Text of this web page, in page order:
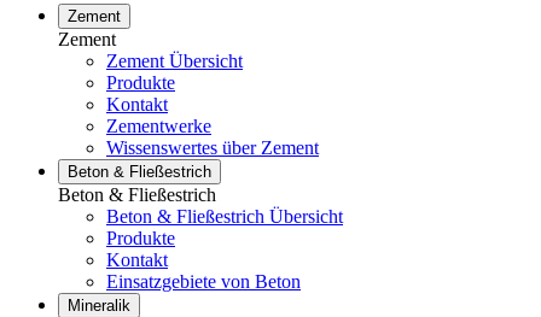
Zement
Zement
Zement Übersicht
Produkte
Kontakt
Zementwerke
Wissenswertes über Zement
Beton & Fließestrich
Beton & Fließestrich
Beton & Fließestrich Übersicht
Produkte
Kontakt
Einsatzgebiete von Beton
Mineralik